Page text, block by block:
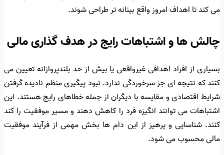
می کند تا اهداف امروز واقع بینانه تر طراحی شوند.
چالش ها و اشتباهات رایج در هدف گذاری مالی
بسیاری از افراد اهدافی غیرواقعی یا بیش از حد بلندپروازانه تعیین می
کنند که نتیجه ای جز سرخوردگی ندارد. نبود پیگیری منظم نادیده گرفتن
شرایط اقتصادی و مقایسه با دیگران از جمله خطاهای رایج هستند. این
اشتباهات می توانند انگیزه فرد را کاهش دهند و مسیر موفقیت را کند
کنند. شناسایی و پرهیز از این دام ها بخش مهمی از فرآیند موفقیت
مالی محسوب می شود.